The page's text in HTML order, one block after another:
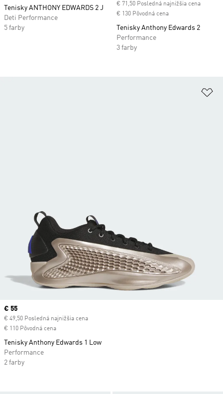
Tenisky ANTHONY EDWARDS 2 J
Deti Performance
5 farby
€ 71,50 Posledná najnižšia cena
€ 130 Pôvodná cena
Tenisky Anthony Edwards 2
Performance
3 farby
Current price
€ 55
€ 49,50 Posledná najnižšia cena
€ 110 Pôvodná cena
Tenisky Anthony Edwards 1 Low
Performance
2 farby